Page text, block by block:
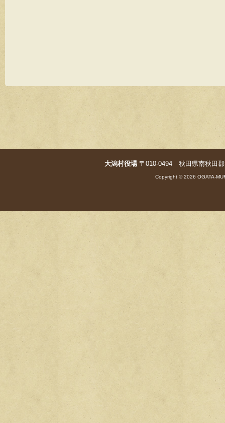
大潟村役場〒010-0494 秋田県南秋田
Copyright © 2026 OGATA-